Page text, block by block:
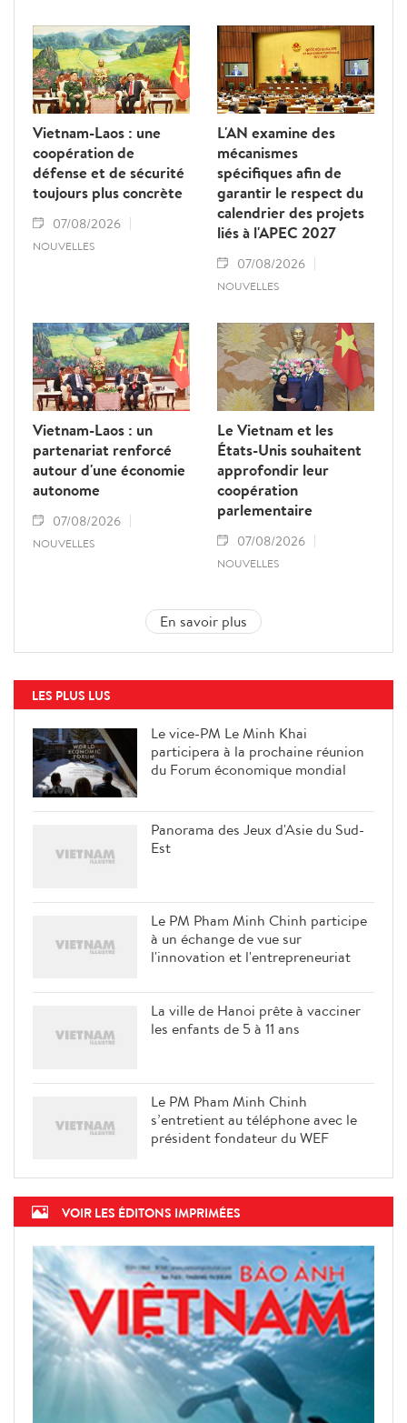
Vietnam-Laos : une
coopération de
défense et de sécurité
toujours plus concrète
07/08/2026
NOUVELLES
L'AN examine des
mécanismes
spécifiques afin de
garantir le respect du
calendrier des projets
liés à l'APEC 2027
07/08/2026
NOUVELLES
Vietnam-Laos : un
partenariat renforcé
autour d'une économie
autonome
07/08/2026
NOUVELLES
Le Vietnam et les
États-Unis souhaitent
approfondir leur
coopération
parlementaire
07/08/2026
NOUVELLES
En savoir plus
LES PLUS LUS
Le vice-PM Le Minh Khai
participera à la prochaine réunion
du Forum économique mondial
Panorama des Jeux d'Asie du Sud-
Est
Le PM Pham Minh Chinh participe
à un échange de vue sur
l'innovation et l'entrepreneuriat
La ville de Hanoi prête à vacciner
les enfants de 5 à 11 ans
Le PM Pham Minh Chinh
s’entretient au téléphone avec le
président fondateur du WEF
VOIR LES ÉDITONS IMPRIMÉES